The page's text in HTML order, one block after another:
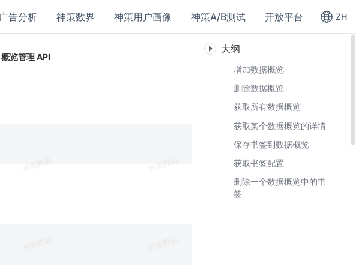
告分析 神策数界 神策用户画像 神策A/B测试 开放平台 ZH
概览管理 API
大纲
增加数据概览
删除数据概览
获取所有数据概览
获取某个数据概览的详情
保存书签到数据概览
获取书签配置
删除一个数据概览中的书
签